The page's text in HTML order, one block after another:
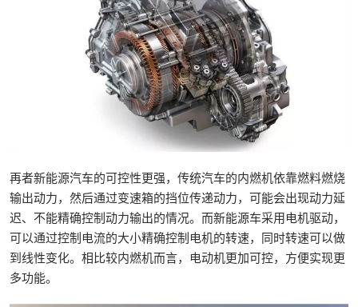
再者新能源汽车的可控性更强，传统汽车的内燃机依靠燃料燃烧
输出动力，然后通过变速箱的挡位传递动力，可能会出现动力延
迟、不能精确控制动力输出的情况。而新能源车采用电机驱动，
可以通过控制电流的大小精确控制电机的转速，同时转速可以做
到线性变化。相比较内燃机而言，电动机更加可控，方便实现更
多功能。